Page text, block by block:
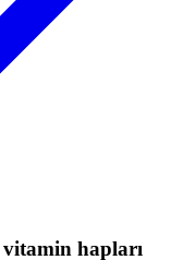
vitamin hapları